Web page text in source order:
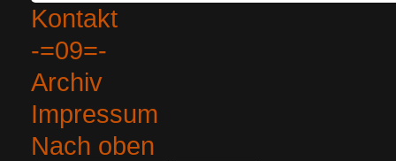
Kontakt
-=09=-
Archiv
Impressum
Nach oben